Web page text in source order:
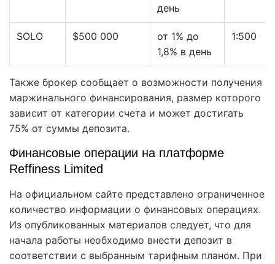
день
SOLO $500 000
от 1% до
1,8% в день
1:500
Также брокер сообщает о возможности получения
маржинального финансирования, размер которого
зависит от категории счета и может достигать
75% от суммы депозита.
Финансовые операции на платформе
Reffiness Limited
На официальном сайте представлено ограниченное
количество информации о финансовых операциях.
Из опубликованных материалов следует, что для
начала работы необходимо внести депозит в
соответствии с выбранным тарифным планом. При